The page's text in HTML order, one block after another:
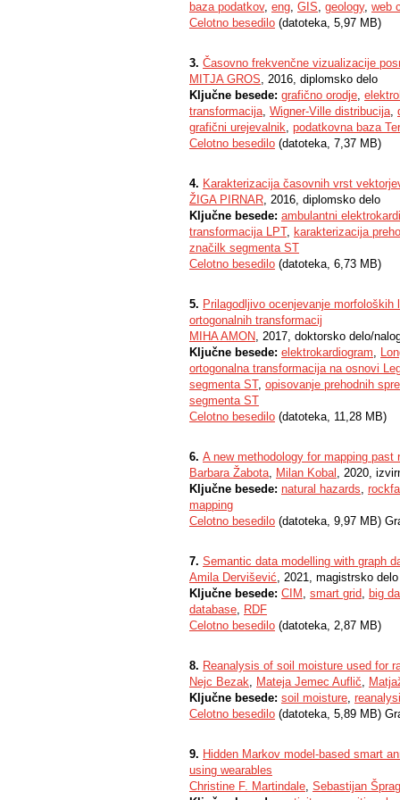
baza podatkov, eng, GIS, geology, web
Celotno besedilo (datoteka, 5,97 MB)
3. Časovno frekvenčne vizualizacije
MITJA GROS, 2016, diplomsko delo
Ključne besede: grafično orodje,
transformacija, Wigner-Ville distribucija,
grafični urejevalnik, podatkovna baza
Celotno besedilo (datoteka, 7,37 MB)
4. Karakterizacija časovnih vrst
ŽIGA PIRNAR, 2016, diplomsko delo
Ključne besede: ambulantni
transformacija LPT, karakterizacija
značilk segmenta ST
Celotno besedilo (datoteka, 6,73 MB)
5. Prilagodljivo ocenjevanje
ortogonalnih transformacij
MIHA AMON, 2017, doktorsko delo/
Ključne besede: elektrokardiogram,
ortogonalna transformacija na osnovi
segmenta ST, opisovanje prehodnih
segmenta ST
Celotno besedilo (datoteka, 11,28 MB)
6. A new methodology for mapping past
Barbara Žabota, Milan Kobal , 2020,
Ključne besede: natural hazards,
mapping
Celotno besedilo (datoteka, 9,97 MB)
7. Semantic data modelling with graph
Amila Dervišević, 2021, magistrsko delo
Ključne besede: CIM , smart grid, big
database, RDF
Celotno besedilo (datoteka, 2,87 MB)
8. Reanalysis of soil moisture used for
Nejc Bezak, Mateja Jemec Auflič,
Ključne besede: soil moisture,
Celotno besedilo (datoteka, 5,89 MB)
9. Hidden Markov model-based smart
using wearables
Christine F. Martindale, Sebastijan